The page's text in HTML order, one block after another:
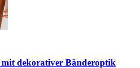
dekorativer Bänderoptik